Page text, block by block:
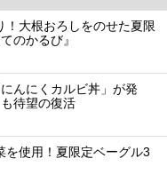
大根おろしをのせた夏限
のかるび』
んにくカルビ丼」が発
待望の復活
を使用！夏限定ベーグル3